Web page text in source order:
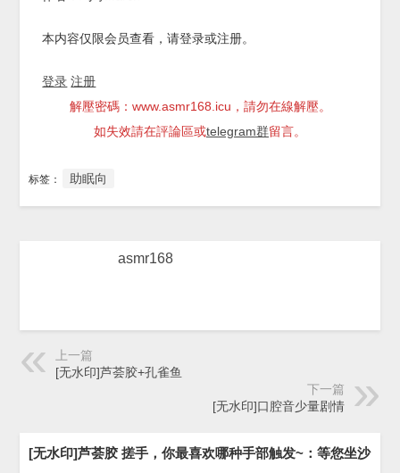
本内容仅限会员查看，请登录或注册。
登录 注册
解壓密碼：www.asmr168.icu，請勿在線解壓。
如失效請在評論區或telegram群留言。
标签： 助眠向
asmr168
上一篇
[无水印]芦荟胶+孔雀鱼
下一篇
[无水印]口腔音少量剧情
[无水印]芦荟胶 搓手，你最喜欢哪种手部触发~：等您坐沙